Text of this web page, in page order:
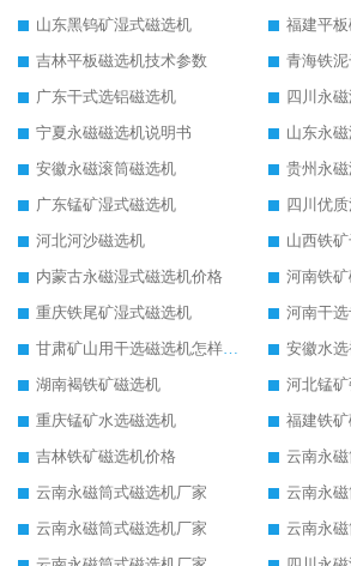
山东黑钨矿湿式磁选机
福建平
吉林平板磁选机技术参数
青海铁
广东干式选铝磁选机
四川永
宁夏永磁磁选机说明书
山东永
安徽永磁滚筒磁选机
贵州永
广东锰矿湿式磁选机
四川优
河北河沙磁选机
山西铁
内蒙古永磁湿式磁选机价格
河南铁
重庆铁尾矿湿式磁选机
河南干
甘肃矿山用干选磁选机怎样调磁
安徽水
湖南褐铁矿磁选机
河北锰
重庆锰矿水选磁选机
福建铁
吉林铁矿磁选机价格
云南永
云南永磁筒式磁选机厂家
云南永
云南永磁筒式磁选机厂家
云南永